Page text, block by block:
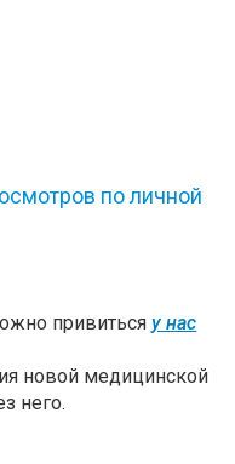
по личной
привитьсяу нас
новой медицинской
него.